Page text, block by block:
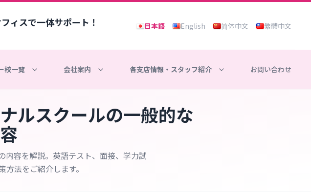
ィスで一体サポート！ 日本語 English 简体中文 繁體中文
校一覧 会社案内 各支店情報・スタッフ紹介 お問い合わせ
ルスクールの一般的な
内容を解説。英語テスト、面接、学力試
法をご紹介します。